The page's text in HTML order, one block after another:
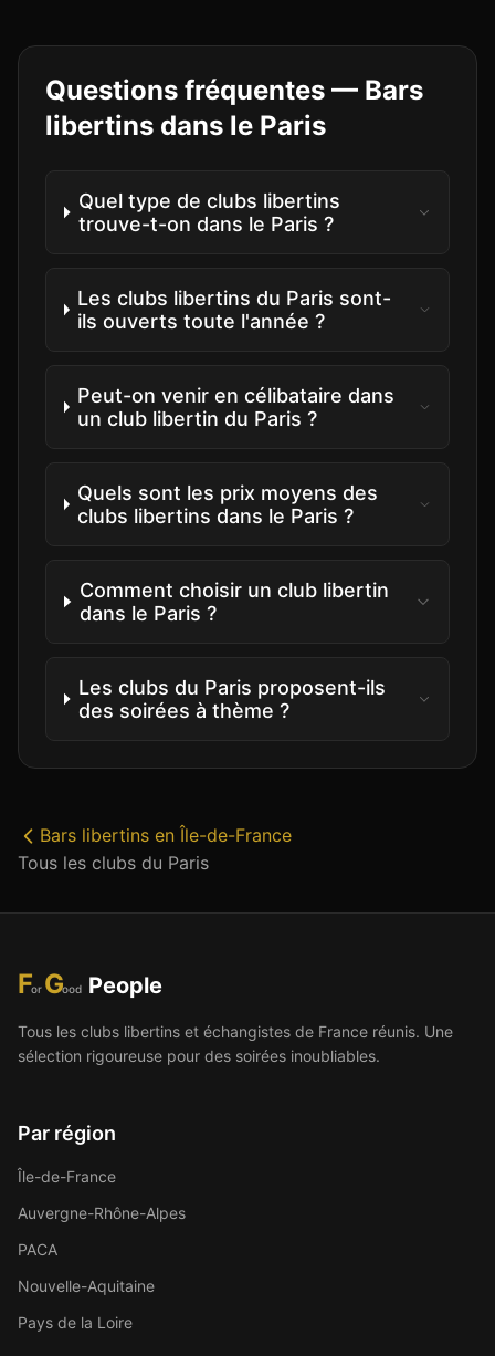
Questions fréquentes — Bars
libertins dans le Paris
Quel type de clubs libertins
trouve-t-on dans le Paris ?
Les clubs libertins du Paris sont-
ils ouverts toute l'année ?
Peut-on venir en célibataire dans
un club libertin du Paris ?
Quels sont les prix moyens des
clubs libertins dans le Paris ?
Comment choisir un club libertin
dans le Paris ?
Les clubs du Paris proposent-ils
des soirées à thème ?
Bars libertins en Île-de-France
Tous les clubs du Paris
For Good People
Tous les clubs libertins et échangistes de France réunis. Une
sélection rigoureuse pour des soirées inoubliables.
Par région
Île-de-France
Auvergne-Rhône-Alpes
PACA
Nouvelle-Aquitaine
Pays de la Loire